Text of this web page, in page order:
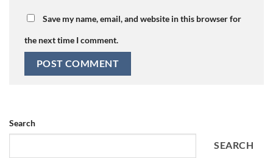
Save my name, email, and website in this browser for
the next time I comment.
Search
SEARCH